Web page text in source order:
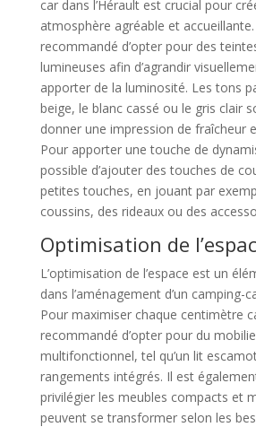
car dans l’Hérault est crucial pour
atmosphère agréable et
recommandé d’opter pour des
lumineuses afin d’agrandir
apporter de la luminosité. Les tons
beige, le blanc cassé ou le gris clair
donner une impression de fraîcheur
Pour apporter une touche de
possible d’ajouter des touches de
petites touches, en jouant par
coussins, des rideaux ou des
Optimisation de
L’optimisation de l’espace est un
dans l’aménagement d’un camping-
Pour maximiser chaque centimètre
recommandé d’opter pour du
multifonctionnel, tel qu’un lit
rangements intégrés. Il est
privilégier les meubles compacts et
peuvent se transformer selon les